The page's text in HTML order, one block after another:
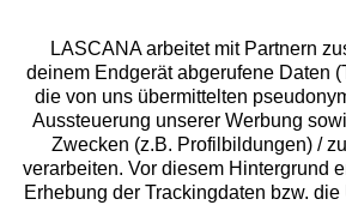
Services
Beratung
LASCANA arbeitet mit Partnern
deinem Endgerät abgerufene Daten
die von uns übermittelten
Aussteuerung unserer Werbung
Zwecken (z.B. Profilbildungen) /
verarbeiten. Vor diesem Hintergrund
Erhebung der Trackingdaten bzw.